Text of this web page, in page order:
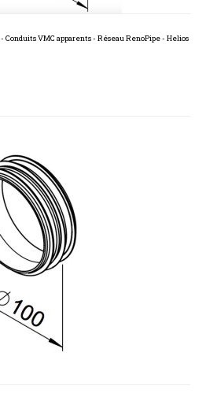
- Conduits VMC apparents - Réseau RenoPipe - Helios